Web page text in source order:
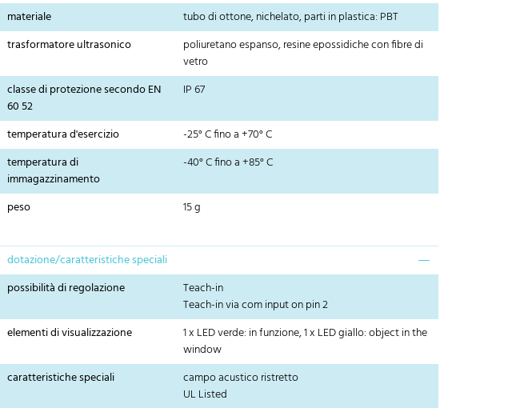
materiale
tubo di ottone, nichelato, parti in plastica: PBT
trasformatore ultrasonico
poliuretano espanso, resine epossidiche con fibre di
vetro
classe di protezione secondo EN
60 52
IP 67
temperatura d'esercizio
-25° C fino a +70° C
temperatura di
immagazzinamento
-40° C fino a +85° C
peso 15 g
dotazione/caratteristiche speciali
possibilità di regolazione
Teach-in
Teach-in via com input on pin 2
elementi di visualizzazione
1 x LED verde: in funzione, 1 x LED giallo: object in the
window
caratteristiche speciali
campo acustico ristretto
UL Listed